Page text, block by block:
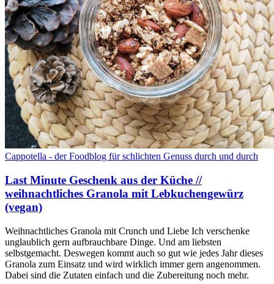
Cappotella - der Foodblog für schlichten Genuss durch und durch
Last Minute Geschenk aus der Küche //
weihnachtliches Granola mit Lebkuchengewürz
(vegan)
Weihnachtliches Granola mit Crunch und Liebe Ich verschenke
unglaublich gern aufbrauchbare Dinge. Und am liebsten
selbstgemacht. Deswegen kommt auch so gut wie jedes Jahr dieses
Granola zum Einsatz und wird wirklich immer gern angenommen.
Dabei sind die Zutaten einfach und die Zubereitung noch mehr.